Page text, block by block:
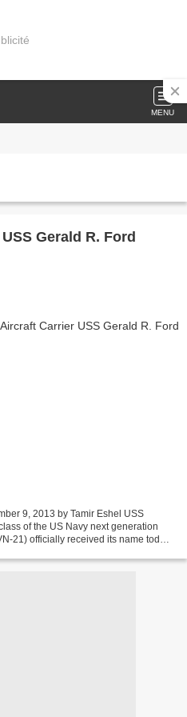
MENU
Gerald R. Ford
9, 2013 by Tamir Eshel USS
of the US Navy next generation
21) officially received its name today.